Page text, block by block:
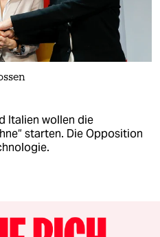
Italien wollen die
starten. Die Opposition